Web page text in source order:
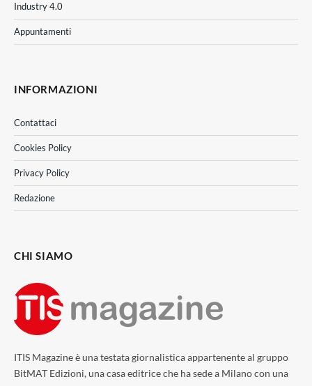
Industry 4.0
Appuntamenti
INFORMAZIONI
Contattaci
Cookies Policy
Privacy Policy
Redazione
CHI SIAMO
ITIS Magazine è una testata giornalistica appartenente al gruppo
BitMAT Edizioni, una casa editrice che ha sede a Milano con una